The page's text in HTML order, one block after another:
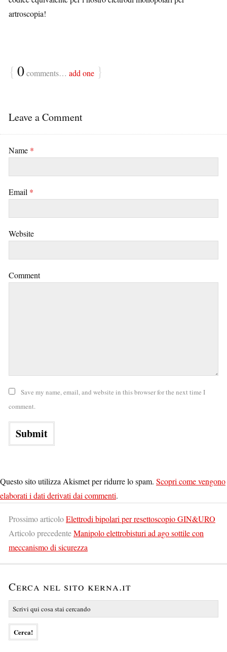
artroscopia!
{ 0comments… add one }
Leave a Comment
Name *
Email *
Website
Comment
Save my name, email, and website in this browser for the next time I
comment.
Questo sito utilizza Akismet per ridurre lo spam. Scopri come vengono
elaborati i dati derivati dai commenti.
Prossimo articoloElettrodi bipolari per resettoscopio GIN&URO
Articolo precedenteManipolo elettrobisturi ad ago sottile con
meccanismo di sicurezza
Cerca nel sito kerna.it